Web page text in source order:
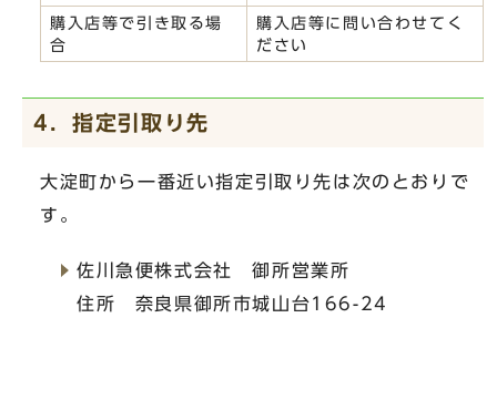
購入店等で引き取る場
合
購入店等に問い合わせてく
ださい
4．指定引取り先
大淀町から一番近い指定引取り先は次のとおりで
す。
佐川急便株式会社 御所営業所
住所 奈良県御所市城山台166-24